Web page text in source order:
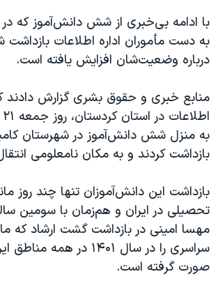
تریبونال مردمی آبان ۹۸
دادگاه حمید نوری
قانون شفافیت دارائی کادر رهبری ایران
اعتراضات مردمی آبان ۹۸
اسرائیل در جنگ
نرگس محمدی برنده جایزه نوبل صلح
همایش محافظه‌کاران آمریکا «سی‌پک»
صفحه‌های ویژه
سفر پرزیدنت ترامپ به چین
با ادامه بی‌خبری از شش دانش‌آموز که در
به دست مأموران اداره اطلاعات بازداشت
درباره وضعیت‌شان افزایش یافته است.
منابع خبری و حقوق بشری گزارش دادند
به منزل شش دانش‌آموز در شهرستان
بازداشت کردند و به مکان نامعلومی
بازداشت این دانش‌آموزان تنها چند روز
تحصیلی در ایران و هم‌زمان با سومین
مهسا امینی در بازداشت گشت ارشاد که
سراسری را در سال ۱۴۰۱ در
صورت گرفته است.